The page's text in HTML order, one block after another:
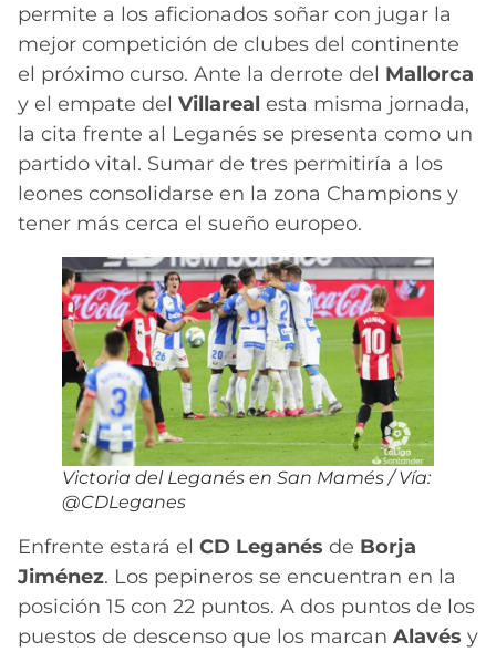
permite a los aficionados soñar con jugar la
mejor competición de clubes del continente
el próximo curso. Ante la derrote del Mallorca
y el empate del Villareal esta misma jornada,
la cita frente al Leganés se presenta como un
partido vital. Sumar de tres permitiría a los
leones consolidarse en la zona Champions y
tener más cerca el sueño europeo.
Victoria del Leganés en San Mamés / Vía:
@CDLeganes
Enfrente estará el CD Leganés de Borja
Jiménez. Los pepineros se encuentran en la
posición 15 con 22 puntos. A dos puntos de los
puestos de descenso que los marcan Alavés y